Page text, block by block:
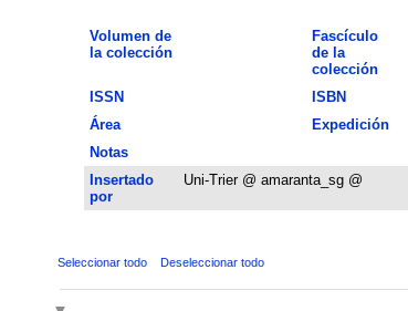
Volumen de
la colección
Fascículo
de la
colección
ISSN ISBN
Área
Expedición
Notas
Insertado
por
Uni-Trier @ amaranta_sg @
Seleccionar todo Deseleccionar todo